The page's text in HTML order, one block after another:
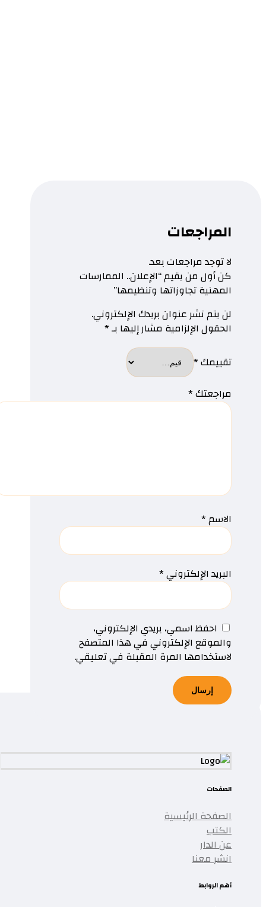
المراجعات
لا توجد مراجعات بعد.
كن أول من يقيم “الإعلان.. الممارسات
المهنية تجاوزاتها وتنظيمها”
لن يتم نشر عنوان بريدك الإلكتروني.
الحقول الإلزامية مشار إليها بـ*
تقييمك*
مراجعتك*
الاسم*
البريد الإلكتروني*
احفظ اسمي، بريدي الإلكتروني،
والموقع الإلكتروني في هذا المتصفح
لاستخدامها المرة المقبلة في تعليقي.
الصفحات
الصفحة الرئيسية
الكتب
عن الدار
انشر معنا
أهم الروابط